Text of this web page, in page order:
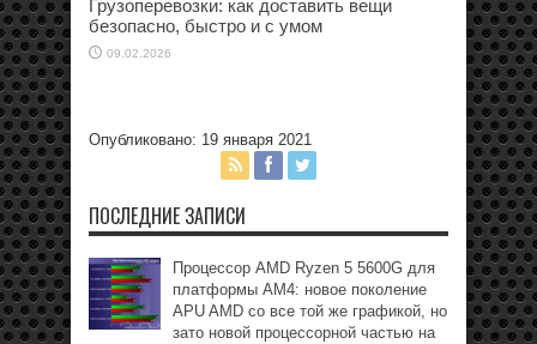
Грузоперевозки: как доставить вещи
безопасно, быстро и с умом
09.02.2026
Опубликовано: 19 января 2021
ПОСЛЕДНИЕ ЗАПИСИ
Процессор AMD Ryzen 5 5600G для
платформы АМ4: новое поколение
APU AMD со все той же графикой, но
зато новой процессорной частью на